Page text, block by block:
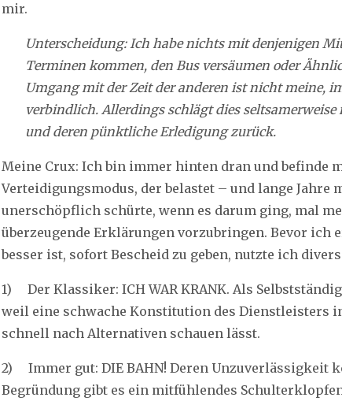
mir.
Unterscheidung: Ich habe nichts mit denjenigen
Terminen kommen, den Bus versäumen oder
Umgang mit der Zeit der anderen ist nicht meine,
verbindlich. Allerdings schlägt dies seltsamerweise
und deren pünktliche Erledigung zurück.
Meine Crux: Ich bin immer hinten dran und befinde
Verteidigungsmodus, der belastet – und lange Jahre
unerschöpflich schürte, wenn es darum ging, mal
überzeugende Erklärungen vorzubringen. Bevor ich
besser ist, sofort Bescheid zu geben, nutzte ich
1) Der Klassiker: ICH WAR KRANK. Als
weil eine schwache Konstitution des Dienstleisters
schnell nach Alternativen schauen lässt.
2) Immer gut: DIE BAHN! Deren Unzuverlässigkeit
Begründung gibt es ein mitfühlendes